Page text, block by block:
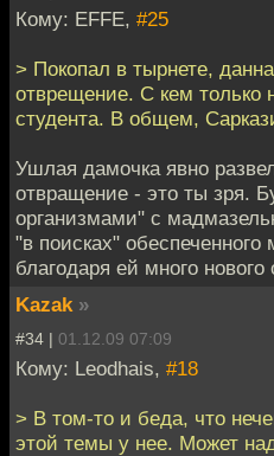
Кому: EFFE, #25
> Покопал в тырнете,
отврещение. С кем только
студента. В общем,
Ушлая дамочка явно
отвращение - это ты зря.
организмами" с
"в поисках" обеспеченного
благодаря ей много
Kazak »
#34 | 01.12.09 07:09
Кому: Leodhais, #18
> В том-то и беда, что
этой темы у нее. Может